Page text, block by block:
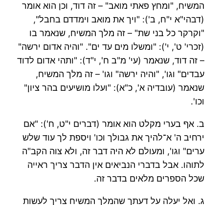
המשיח, "ומחץ פאתי מואב" – זה דוד, וכן הוא אומר
(דבהי"א י"ח, ב'): "ויך את מואב וימדדם בחבל",
"וקרקר כל בני שת" – זה מלך המשיח, שנאמר בו
(זכרי' ט', י'): "ומשלו מים עד ים". "והיה אדום ירשה"
– זה דוד, שנאמר (עי' מ"ב ח', י"ד): "ותהי אדום לדוד
עבדים" וגו', "והיה ירשה" וגו' – זה מלך המשיח,
שנאמר (עובדיה א', כ"א): "ועלו מושיעים בהר ציון"
וכו'.
ב. אף בערי מקלט הוא אומר (דברים י"ט, ח'): "אם
ירחיב ה' א־להיך את גבולך וכו' ויספת לך עוד שלש
ערים" וגו', ומעולם לא היה דבר זה, ולא צוה הקב"ה
לתוהו. אבל בדברי הנביאים אין הדבר צריך ראייה
שכל הספרים מלאים בדבר זה.
ג. ואל יעלה על דעתך שהמלך המשיח צריך לעשות